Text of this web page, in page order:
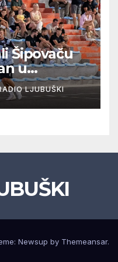
Šipovaču
u
izborio
ispao,
LJUBUŠKI
Newsup by Themeansar.